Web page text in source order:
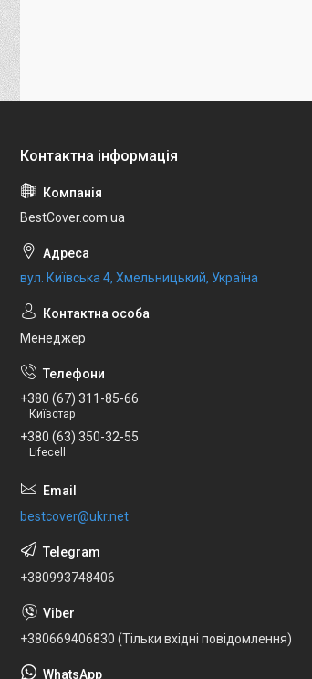
BestCover.com.ua
вул. Київська 4, Хмельницький, Україна
Менеджер
+380 (67) 311-85-66
Київстар
+380 (63) 350-32-55
Lifecell
bestcover@ukr.net
+380993748406
+380669406830 (Тільки вхідні повідомлення)